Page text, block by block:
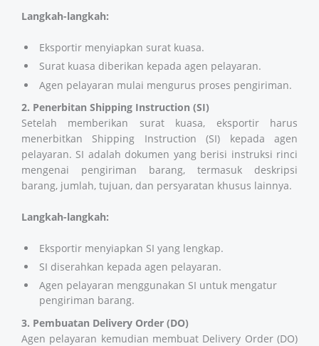
Langkah-langkah:
Eksportir menyiapkan surat kuasa.
Surat kuasa diberikan kepada agen pelayaran.
Agen pelayaran mulai mengurus proses pengiriman.
2. Penerbitan Shipping Instruction (SI)
Setelah memberikan surat kuasa, eksportir harus
menerbitkan Shipping Instruction (SI) kepada agen
pelayaran. SI adalah dokumen yang berisi instruksi rinci
mengenai pengiriman barang, termasuk deskripsi
barang, jumlah, tujuan, dan persyaratan khusus lainnya.
Langkah-langkah:
Eksportir menyiapkan SI yang lengkap.
SI diserahkan kepada agen pelayaran.
Agen pelayaran menggunakan SI untuk mengatur
pengiriman barang.
3. Pembuatan Delivery Order (DO)
Agen pelayaran kemudian membuat Delivery Order (DO)